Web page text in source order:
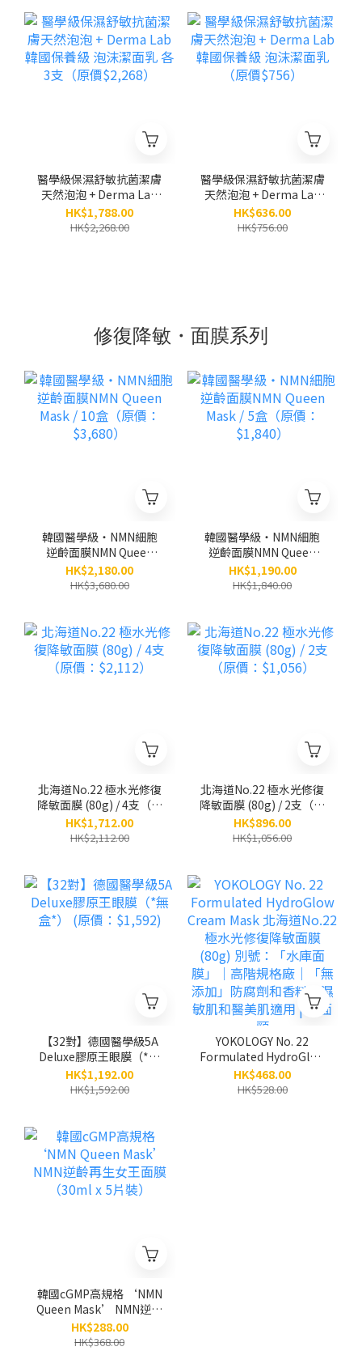
（200ML）
醫學級保濕舒敏抗菌潔膚
天然泡泡 + Derma Lab
韓國保養級 泡沫潔面乳
各3支（原價$2,268）
HK$1,788.00
HK$2,268.00
醫學級保濕舒敏抗菌潔膚
天然泡泡 + Derma Lab
韓國保養級 泡沫潔面乳
（原價$756）
HK$636.00
HK$756.00
修復降敏・面膜系列
韓國醫學級‧NMN細胞
逆齡面膜NMN Queen
Mask / 10盒（原價：
$3,680）
HK$2,180.00
HK$3,680.00
韓國醫學級‧NMN細胞
逆齡面膜NMN Queen
Mask / 5盒（原價：
$1,840）
HK$1,190.00
HK$1,840.00
北海道No.22 極水光修復
降敏面膜 (80g) / 4支（原
價：$2,112）
HK$1,712.00
HK$2,112.00
北海道No.22 極水光修復
降敏面膜 (80g) / 2支（原
價：$1,056）
HK$896.00
HK$1,056.00
【32對】德國醫學級5A
Deluxe膠原王眼膜（*無
盒*） (原價：$1,592)
HK$1,192.00
HK$1,592.00
YOKOLOGY No. 22
Formulated HydroGlow
Cream Mask 北海道
No.22 極水光修復降敏面
HK$468.00
HK$528.00
韓國cGMP高規格 ‘NMN
Queen Mask’ NMN逆齡
再生女王面膜（30ml x 5
片裝）
HK$288.00
HK$368.00